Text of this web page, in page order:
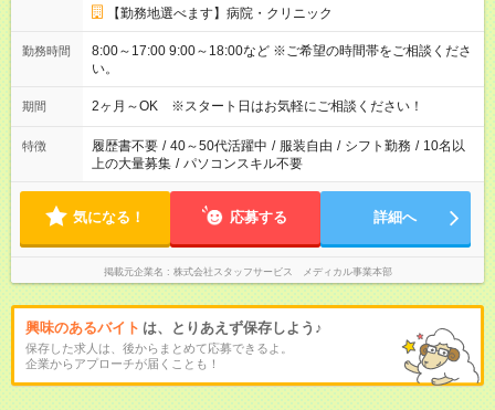
【勤務地選べます】病院・クリニック
勤務時間
8:00～17:00 9:00～18:00など ※ご希望の時間帯をご相談くださ
い。
期間 2ヶ月～OK ※スタート日はお気軽にご相談ください！
特徴 履歴書不要 / 40～50代活躍中 / 服装自由 / シフト勤務 / 10名以
上の大量募集 / パソコンスキル不要
気になる！ 応募する 詳細へ
掲載元企業名 株式会社スタッフサービス メディカル事業本部
興味のあるバイト は、とりあえず保存しよう♪
保存した求人は、後からまとめて応募できるよ。
企業からアプローチが届くことも！